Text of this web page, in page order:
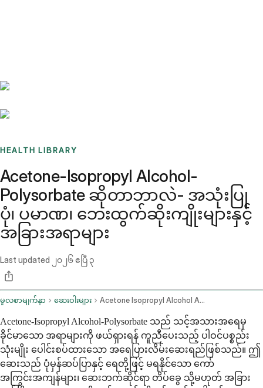
HEALTH LIBRARY
Acetone-Isopropyl Alcohol-
Polysorbate ဆိုတာဘာလဲ- အသုံးပြု
ပုံ၊ ပမာဏ၊ ဘေးထွက်ဆိုးကျိုးများနှင့်
အခြားအရာများ
Last updated ၂၀၂၆ ဧပြီ ၃
မူလစာမျက်နှာ ဆေးဝါးများ Acetone Isopropyl Alcohol And Polysorbate Topical Route
Acetone-Isopropyl Alcohol-Polysorbate သည် သင့်အသားအရေမှ
ခိုင်မာသော အရာများကို ဖယ်ရှားရန် ကူညီပေးသည့် ပါဝင်ပစ္စည်း
သုံးမျိုး ပေါင်းစပ်ထားသော အရေပြားလိမ်းဆေးရည်ဖြစ်သည်။ ဤ
ဆေးသည် ပုံမှန်ဆပ်ပြာနှင့် ရေတို့ဖြင့် မရနိုင်သော ကော်
အကြွင်းအကျန်များ၊ ဆေးဘက်ဆိုင်ရာ တိပ်ခွေ သို့မဟုတ် အခြား